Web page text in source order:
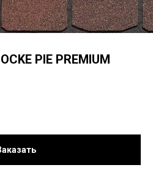
PIE PREMIUM